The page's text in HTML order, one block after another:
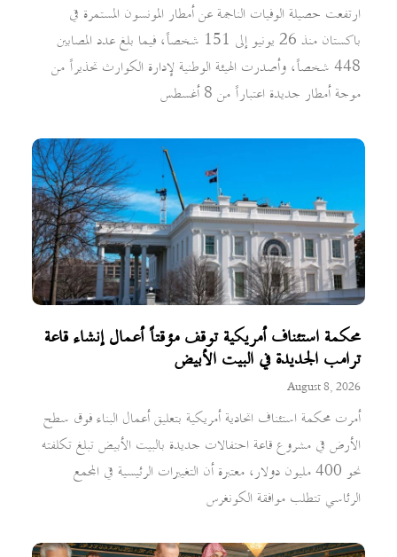
ارتفعت حصيلة الوفيات الناجمة عن أمطار المونسون المستمرة في
باكستان منذ 26 يونيو إلى 151 شخصاً، فيما بلغ عدد المصابين
448 شخصاً، وأصدرت الهيئة الوطنية لإدارة الكوارث تحذيراً من
موجة أمطار جديدة اعتباراً من 8 أغسطس
محكمة استئناف أمريكية توقف مؤقتاً أعمال إنشاء قاعة
ترامب الجديدة في البيت الأبيض
August 8, 2026
أمرت محكمة استئناف اتحادية أمريكية بتعليق أعمال البناء فوق سطح
الأرض في مشروع قاعة احتفالات جديدة بالبيت الأبيض تبلغ تكلفته
نحو 400 مليون دولار، معتبرة أن التغييرات الرئيسية في المجمع
الرئاسي تتطلب موافقة الكونغرس